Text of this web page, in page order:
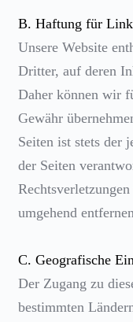
B. Haftung für
Unsere Website
Dritter, auf deren
Daher können wir
Gewähr
Seiten ist stets der
der Seiten
umgehend
C. Geografische
Der Zugang zu
bestimmten